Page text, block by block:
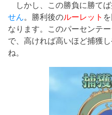
しかし、この勝負に勝て
せん。勝利後のルーレット
なります。このパーセンテ
で、高ければ高いほど捕獲
ね。